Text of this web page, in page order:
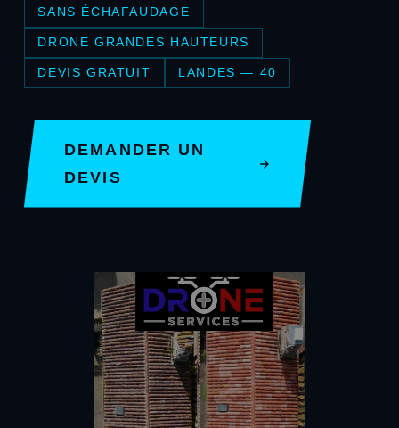
SANS ÉCHAFAUDAGE
DRONE GRANDES HAUTEURS
DEVIS GRATUIT LANDES — 40
DEMANDER UN
DEVIS